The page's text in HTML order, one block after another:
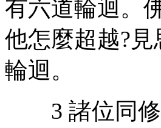
有六道輪迴。
他怎麼超越?
輪迴。
3 諸位同修